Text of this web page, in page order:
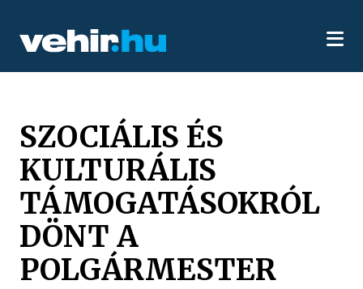
SZOCIÁLIS ÉS
KULTURÁLIS
TÁMOGATÁSOKRÓL
DÖNT A
POLGÁRMESTER